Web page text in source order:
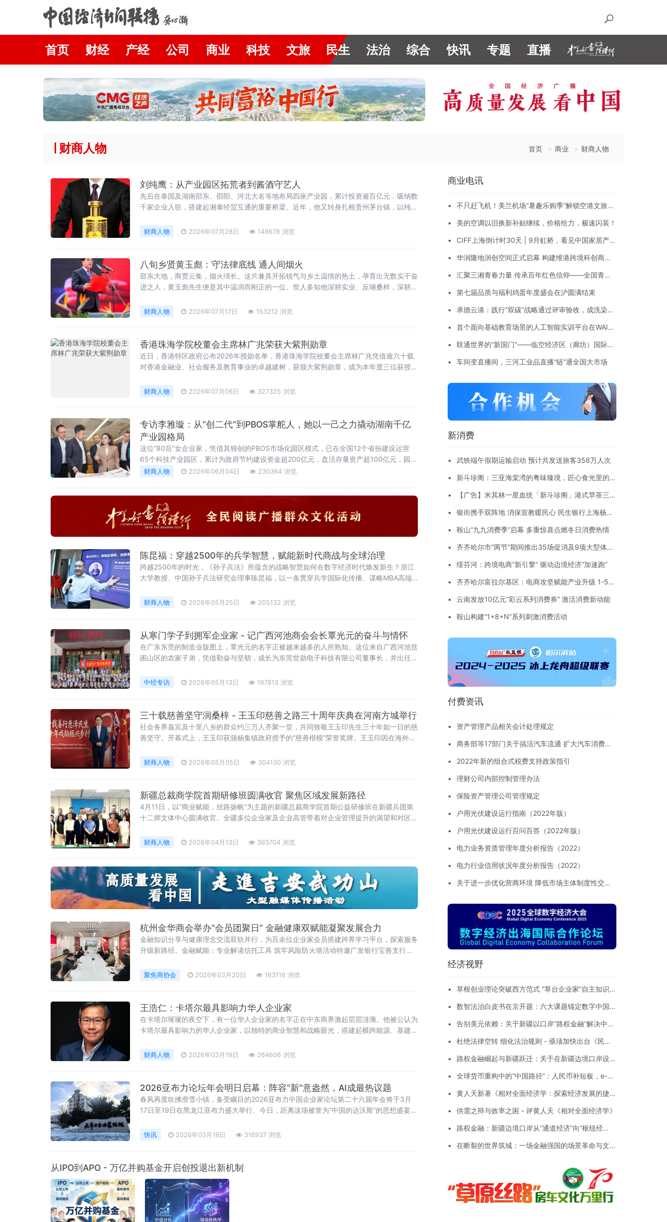
首页 财经 产经 公司 商业 科技 文旅 民生 法治 综合 快讯 专题 直播
财商人物 首页 商业 财商人物
刘纯鹰：从产业园区拓荒者到酱酒守艺人
先后在泰国及湖南邵东、邵阳、河北大名等地布局四座产业园，累计投资逾百亿元，吸纳数
千家企业入驻，搭建起湘泰经贸互通的重要桥梁。近年，他又转身扎根贵州茅台镇，以纯粮
乡邵东经营印刷厂
财商人物 2026年07月28日 149678 浏览
八旬乡贤黄玉彪：守法律底线 通人间烟火
邵东大地，商贾云集，烟火绵长。这片兼具开拓锐气与乡土温情的热土，孕育出无数实干奋
进之人，黄玉彪先生便是其中温润而刚正的一位。世人多知他深耕实业、反哺桑梓，深耕建
标，以实干担当斩获诸多行业荣誉、肩负社会重任，却少有人读懂，褪去企业家的光环之
后，他最动人的底色，是守法理、
财商人物 2026年07月17日 153212 浏览
香港珠海学院校董会主席林广兆荣获大紫荆勋章
近日，香港特区政府公布2026年授勋名单，香港珠海学院校董会主席林广兆凭借逾六十载
对香港金融业、社会服务及教育事业的卓越建树，获颁大紫荆勋章，成为本年度三位获授大
财商人物 2026年07月06日 327325 浏览
专访李雅璇：从“创二代”到PBOS掌舵人，她以一己之力撬动湖南千亿
产业园格局
这位“80后”女企业家，凭借其独创的PBOS市场化园区模式，已在全国12个省份建设运营
65个科技产业园区，累计为政府节约建设资金超200亿元，盘活存量资产超100亿元，园区
年产值突破1000亿元、年税收超50亿元。从“创二代”到产业园区运营领跑者，再到
财商人物 2026年06月04日 230364 浏览
陈昆福：穿越2500年的兵学智慧，赋能新时代商战与全球治理
跨越2500年的时光，《孙子兵法》所蕴含的战略智慧如何在数字经济时代焕发新生？浙江
大学教授、中国孙子兵法研究会理事陈昆福，以一条贯穿兵学国际化传播、谋略MBA高端
财商人物 2026年05月25日 205132 浏览
从寒门学子到拥军企业家 - 记广西河池商会会长覃光元的奋斗与情怀
在广东东莞的制造业版图上，覃光元的名字正被越来越多的人所熟知。这位来自广西河池贫
困山区的农家子弟，凭借勤奋与坚韧，成长为东莞世勋电子科技有限公司董事长，并出任东
中经专访 2026年05月13日 197813 浏览
三十载慈善坚守润桑梓 - 王玉印慈善之路三十周年庆典在河南方城举行
社会各界嘉宾及十里八乡的群众约三万人齐聚一堂，共同致敬王玉印先生三十年如一日的慈
善坚守。开幕式上，王玉印获颁杨集镇政府授予的“慈善楷模”荣誉奖牌。王玉印因在海外休
财商人物 2026年05月05日 304130 浏览
新疆总裁商学院首期研修班圆满收官 聚焦区域发展新路径
4月11日，以“商业赋能，丝路扬帆”为主题的新疆总裁商学院首期公益研修班在新疆兵团第
十二师文体中心圆满收官。全疆多位企业家及企业高管带着对企业管理提升的渴望和对区域
需求在“一带一路”倡议深入推进、新疆经济加速发展的背景下，新疆本土企业面临着前所未
有的机遇与挑战。本次研修班秉持公益性质，精准聚焦
财商人物 2026年04月13日 393704 浏览
杭州金华商会举办“会员团聚日” 金融健康双赋能凝聚发展合力
金融知识分享与健康理念交流双轨并行，为百余位企业家会员搭建跨界学习平台，探索服务
升级新路径。金融赋能：专业解读信托工具 筑牢风险防火墙活动特邀广发银行宝善支行行
离、税务筹划等八大应用场景，通过20余个典型案例
聚焦商协会 2026年03月20日 163116 浏览
王浩仁：卡塔尔最具影响力华人企业家
在卡塔尔璀璨的夜空下，有一位华人企业家的名字正在中东商界激起层层涟漪。他被公认为
卡塔尔最具影响力的华人企业家，以独特的商业智慧和战略眼光，搭建起横跨能源、基建、
财商人物 2026年03月19日 264606 浏览
2026亚布力论坛年会明日启幕：阵容“新”意盎然，AI成最热议题
春风再度吹拂滑雪小镇，备受瞩目的2026亚布力中国企业家论坛第二十六届年会将于3月
17日至19日在黑龙江亚布力盛大举行。今日，距离这场被誉为“中国的达沃斯”的思想盛宴开
四五”圆满收官与“十五五”谋篇布局的关键节点，聚焦中国经济高质量发展的核心命题 。记
者从论坛组委会获悉，与往届相
快讯 2026年03月16日 316937 浏览
从IPO到APO - 万亿并购基金开启创投退出新机制
商业电讯
•
不只赶飞机！美兰机场“暑趣乐购季”解锁空港文旅新
•
美的空调以旧换新补贴继续，价格给力，极速闪装！
•
CIFF上海倒计时30天 | 9月虹桥，看见中国家居产业
•
华润隆地润创空间正式启幕 构建维港跨境科创商务
•
汇聚三湘青春力量 传承百年红色信仰——全国青少
•
第七届品质与福利鸡蛋年度盛会在沪圆满结束
•
承德云涤：践行“双碳”战略通过评审验收，成洗染业
•
首个面向基础教育场景的人工智能实训平台在WAIC
•
联通世界的“新国门”——临空经济区（廊坊）国际交
•
车间变直播间，三河工业品直播“链”通全国大市场
新消费
• 武铁端午假期运输启动 预计共发送旅客358万人次
•
新斗珍阁：三亚海棠湾的粤味臻境，匠心食光里的高
•
【广告】米其林一星血统「新斗珍阁」港式早茶三亚
•
银街携手双阵地 消保宣教暖民心 民生银行上海杨浦
•
鞍山“九九消费季”启幕 多重惊喜点燃冬日消费热情
•
齐齐哈尔市“两节”期间推出35场促消及9项大型体育
•
绥芬河：跨境电商“新引擎” 驱动边境经济“加速跑”
•
齐齐哈尔富拉尔基区：电商攻坚赋能产业升级 1-5月
•
云南发放10亿元“彩云系列消费券” 激活消费新动能​
• 鞍山构建“1+8+N”系列刺激消费活动
付费资讯
• 资产管理产品相关会计处理规定
•
商务部等17部门关于搞活汽车流通 扩大汽车消费若
•
2022年新的组合式税费支持政策指引
• 理财公司内部控制管理办法
• 保险资产管理公司管理规定
• 户用光伏建设运行指南（2022年版）
• 户用光伏建设运行百问百答（2022年版）
• 电力业务资质管理年度分析报告（2022）
• 电力行业信用状况年度分析报告（2022）
•
关于进一步优化营商环境 降低市场主体制度性交易
经济视野
•
草根创业理论突破西方范式 “草台企业家”自主知识体
•
数智法治白皮书在京开题：六大课题锚定数字中国战
•
告别美元依赖：关于新疆以口岸“路权金融”解决中亚
•
杜绝法律空转 细化法治规则 - 亟须加快出台《民营
•
路权金融崛起与新疆跃迁：关于在新疆边境口岸设
•
全球货币重构中的“中国路径”：人民币补短板，e-
•
黄人天新著《相对全面经济学：探索经济发展的捷
•
供需之辩与效率之困 - 评黄人天《相对全面经济学》
•
路权金融：新疆边境口岸从“通道经济”向“枢纽经
•
在断裂的世界筑城：一场金融强国的场景革命与文明